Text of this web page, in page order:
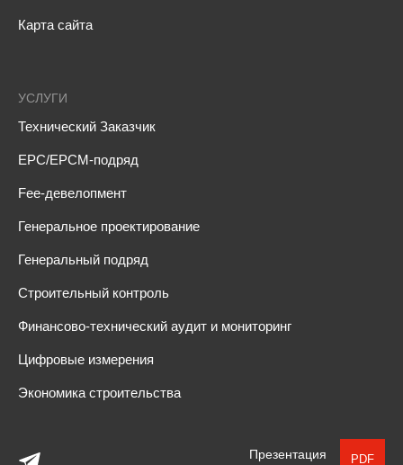
Карта сайта
УСЛУГИ
Технический Заказчик
EPC/EPCM-подряд
Fee-девелопмент
Генеральное проектирование
Генеральный подряд
Строительный контроль
Финансово-технический аудит и мониторинг
Цифровые измерения
Экономика строительства
Презентация
PDF